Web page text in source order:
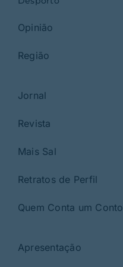
Opinião
Região
Jornal
Revista
Mais Sal
Retratos de Perfil
Quem Conta um Conto
Apresentação